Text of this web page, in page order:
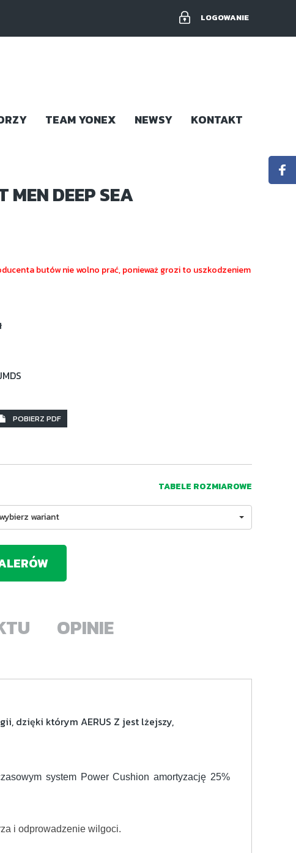
LOGOWANIE
TEAM YONEX NEWSY KONTAKT
MEN DEEP SEA
butów nie wolno prać, ponieważ grozi to uszkodzeniem
POBIERZ PDF
TABELE ROZMIAROWE
wybierz wariant
OPINIE
dzięki którym AERUS Z jest lżejszy,
system Power Cushion amortyzację 25%
i odprowadzenie wilgoci.